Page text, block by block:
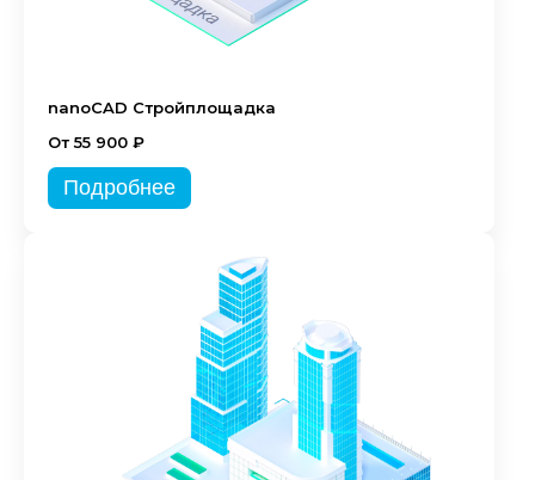
nanoCAD Стройплощадка
От 55 900 ₽
Подробнее